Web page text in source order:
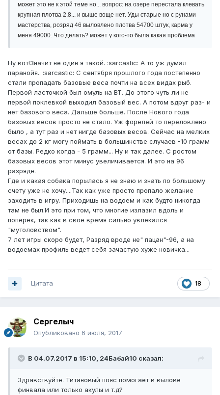
может это не к этой теме но... вопрос: на озере перестала клевать
крупная плотва 2.8... и выше воще нет. Уды старые но с рунами
мастерства, розряд 46 выловлено плотва 54700 штук, карма у
меня 49000. Что делать? может у кого-то была какая проблема
Ну вот!Значит не один я такой. :sarcastic: А то уж думал
паранойя.. :sarcastic: С сентября прошлого года постепенно
стали пропадать базовые веса почти на всех видах рыб.
Первой ласточкой был омуль на ВТ. До этого чуть ли не
первой поклевкой выходил базовый вес. А потом вдруг раз- и
нет базового веса. Дальше больше. После Нового года
базовых весов просто не стало. Уж форелей то переловлено
было , а тут раз и нет нигде базовых весов. Сейчас на мелких
весах до 2 кг могу поймать в большинстве случаев -10 грамм
от базы. Редко когда - 5 грамм... Ну и так далее. С ростом
базовых весов этот минус увеличивается. И это на 96
разряде.
Где и какая собака порылась я не знаю и знать по большому
счету уже не хочу....Так как уже просто пропало желание
заходить в игру. Приходишь на водоем и как будто никогда
там не был.И это при том, что многие излазил вдоль и
поперек, так как в свое время сильно увлекался
"мутоловством".
7 лет игры скоро будет, Разряд вроде не" пацан"-96, а на
водоемах профиль ведет себя зачастую хуже новичка...
18
Цитата
Сергелыч
Опубликовано 6 июля, 2017
В 04.07.2017 в 15:10, 24Бабай10 сказал:
Здравствуйте. Титановый пояс помогает в вылове
финвала или только акулы и т.д?